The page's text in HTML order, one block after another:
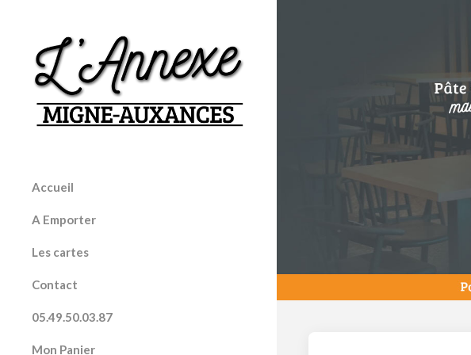
Accueil
A Emporter
Les cartes
Contact
05.49.50.03.87
Mon Panier